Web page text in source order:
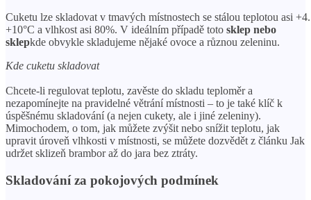
Cuketu lze skladovat v tmavých místnostech se stálou teplotou asi +4.
+10°С a vlhkost asi 80%. V ideálním případě toto sklep nebo
sklepkde obvykle skladujeme nějaké ovoce a různou zeleninu.
Kde cuketu skladovat
Chcete-li regulovat teplotu, zavěste do skladu teploměr a
nezapomínejte na pravidelné větrání místnosti – to je také klíč k
úspěšnému skladování (a nejen cukety, ale i jiné zeleniny).
Mimochodem, o tom, jak můžete zvýšit nebo snížit teplotu, jak
upravit úroveň vlhkosti v místnosti, se můžete dozvědět z článku Jak
udržet sklizeň brambor až do jara bez ztráty.
Skladování za pokojových podmínek